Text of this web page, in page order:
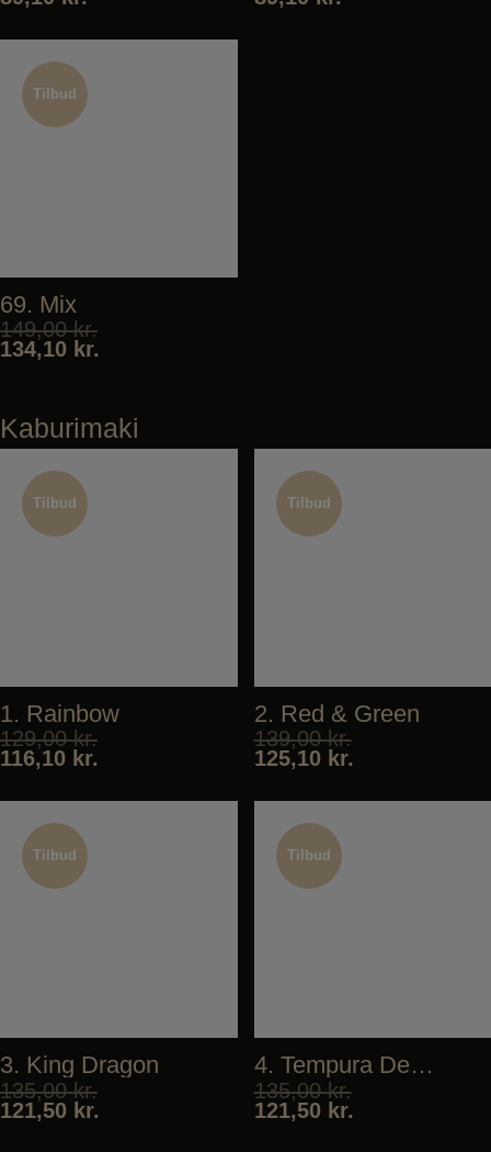
Tilbud
Tilbud
69. Mix
149,00kr.
134,10 kr.
Kaburimaki
Tilbud
Tilbud
1. Rainbow
129,00kr.
116,10 kr.
Tilbud
Tilbud
2. Red & Green
139,00kr.
125,10 kr.
Tilbud
Tilbud
3. King Dragon
135,00kr.
121,50 kr.
Tilbud
Tilbud
4. Tempura Deluxe
135,00kr.
121,50 kr.